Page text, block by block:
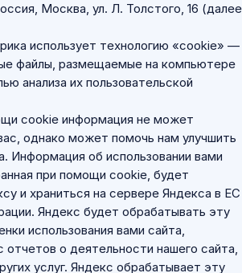
Москва, ул. Л. Толстого, 16 (далее
использует технологию «cookie» —
файлы, размещаемые на компьютере
анализа их пользовательской
cookie информация не может
однако может помочь нам улучшить
Информация об использовании вами
при помощи cookie, будет
и храниться на сервере Яндекса в ЕС
Яндекс будет обрабатывать эту
использования вами сайта,
отчетов о деятельности нашего сайта,
услуг. Яндекс обрабатывает эту